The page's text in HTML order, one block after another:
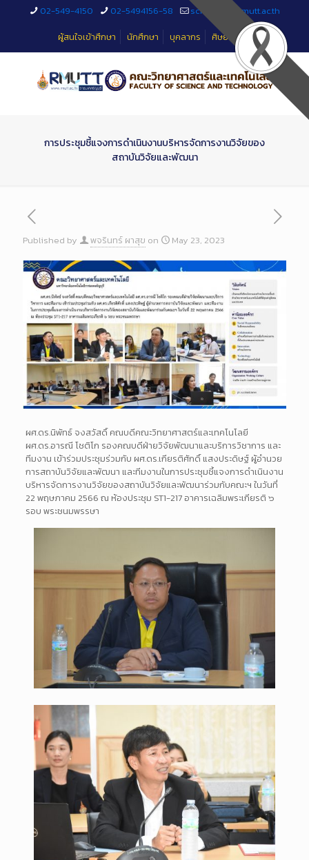
02-549-4150 02-5494156-58
sciteched@rmutt.ac.th
ผู้สนใจเข้าศึกษา
นักศึกษา บุคลากร ศิษย์เก่า
การประชุมชี้แจงการดำเนินงานบริหารจัดการงานวิจัยของ
สถาบันวิจัยและพัฒนา
Published by พจรินทร์ ผาสุข on May 23, 2023
ผศ.ดร.นิพัทธ์ จงสวัสดิ์ คณบดีคณะวิทยาศาสตร์และเทคโนโลยี
ผศ.ดร.อารณี โชติโก รองคณบดีฝ่ายวิจัยพัฒนาและบริการวิชาการ และ
ทีมงาน เข้าร่วมประชุมร่วมกับ ผศ.ดร.เกียรติศักดิ์ แสงประดิษฐ์ ผู้อำนวย
การสถาบันวิจัยและพัฒนา และทีมงานในการประชุมชี้แจงการดำเนินงาน
บริหารจัดการงานวิจัยของสถาบันวิจัยและพัฒนาร่วมกับคณะฯ ในวันที่
22 พฤษภาคม 2566 ณ ห้องประชุม ST1-217 อาคารเฉลิมพระเกียรติ ๖
รอบ พระชนมพรรษา